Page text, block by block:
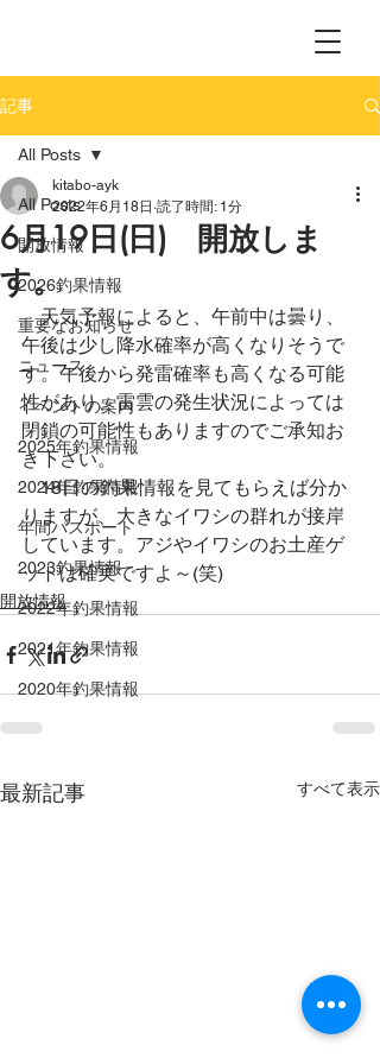
記事
All Posts
開放情報
2026釣果情報
重要なお知らせ
ニュース
イベントの案内
2025年釣果情報
2024年釣果情報
年間パスポート
2023釣果情報
2022年釣果情報
2021年釣果情報
2020年釣果情報
All Posts
6月19日(日) 開放しま
す。
kitabo-ayk
2022年6月18日 読了時間: 1分
天気予報によると、午前中は曇り、
午後は少し降水確率が高くなりそうで
す。午後から発雷確率も高くなる可能
性があり、雷雲の発生状況によっては
閉鎖の可能性もありますのでご承知お
き下さい。
18日の釣果情報を見てもらえば分か
りますが、大きなイワシの群れが接岸
しています。アジやイワシのお土産ゲ
ットは確実ですよ～(笑)
開放情報
最新記事 すべて表示